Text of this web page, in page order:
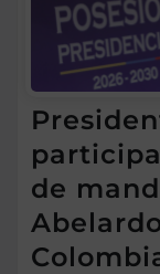
de